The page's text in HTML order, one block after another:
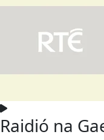
Raidió na